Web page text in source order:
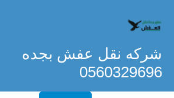
شركه نقل عفش بجده
0560329696